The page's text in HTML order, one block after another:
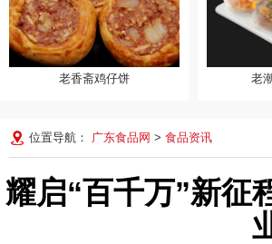
老香斋鸡仔饼老香斋鸡仔饼 老潮兴水
老
位置导航： 广东食品网 > 食品资讯
耀启“百千万”新征